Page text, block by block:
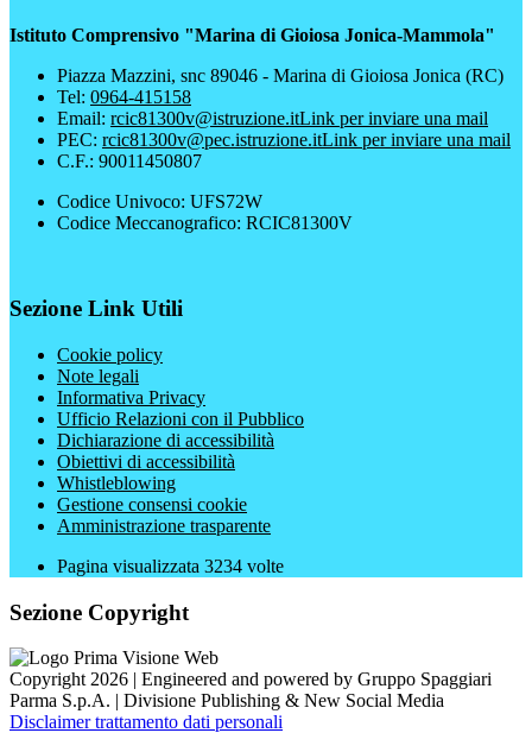
Istituto Comprensivo "Marina di Gioiosa Jonica-Mammola"
Piazza Mazzini, snc 89046 - Marina di Gioiosa Jonica (RC)
Tel: 0964-415158
Email: rcic81300v@istruzione.itLink per inviare una mail
PEC: rcic81300v@pec.istruzione.itLink per inviare una mail
C.F.: 90011450807
Codice Univoco: UFS72W
Codice Meccanografico: RCIC81300V
Sezione Link Utili
Cookie policy
Note legali
Informativa Privacy
Ufficio Relazioni con il Pubblico
Dichiarazione di accessibilità
Obiettivi di accessibilità
Whistleblowing
Gestione consensi cookie
Amministrazione trasparente
Pagina visualizzata 3234 volte
Sezione Copyright
Copyright 2026 | Engineered and powered by Gruppo Spaggiari
Parma S.p.A. | Divisione Publishing & New Social Media
Disclaimer trattamento dati personali